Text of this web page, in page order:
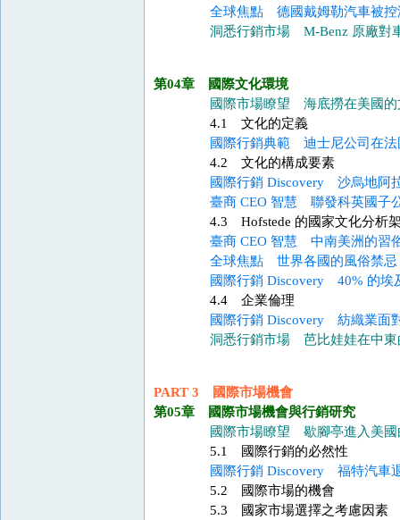
全球焦點 德國戴姆勒汽車被控
洞悉行銷市場 M-Benz 原廠對
第04章 國際文化環境
國際市場瞭望 海底撈在美國的
4.1 文化的定義
國際行銷典範 迪士尼公司在法
4.2 文化的構成要素
國際行銷 Discovery 沙烏地阿
臺商 CEO 智慧 聯發科英國子
4.3 Hofstede 的國家文化分析
臺商 CEO 智慧 中南美洲的習
全球焦點 世界各國的風俗禁忌
國際行銷 Discovery 40% 的埃
4.4 企業倫理
國際行銷 Discovery 紡織業面
洞悉行銷市場 芭比娃娃在中東
PART 3 國際市場機會
第05章 國際市場機會與行銷研究
國際市場瞭望 歇腳亭進入美國
5.1 國際行銷的必然性
國際行銷 Discovery 福特汽車
5.2 國際市場的機會
5.3 國家市場選擇之考慮因素